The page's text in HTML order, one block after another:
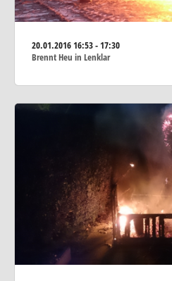
20.01.201616:53 - 17:30
Brennt Heu in Lenklar